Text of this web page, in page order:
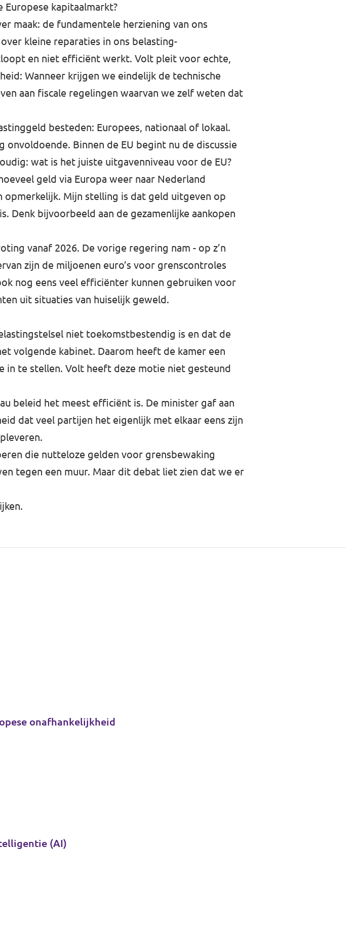
kapitaalmarkt?
maak: de fundamentele herziening van ons
kleine reparaties in ons belasting-
en niet efficiënt werkt. Volt pleit voor echte,
Wanneer krijgen we eindelijk de technische
aan fiscale regelingen waarvan we zelf weten dat
besteden: Europees, nationaal of lokaal.
Binnen de EU begint nu de discussie
wat is het juiste uitgavenniveau voor de EU?
geld via Europa weer naar Nederland
Mijn stelling is dat geld uitgeven op
Denk bijvoorbeeld aan de gezamenlijke aankopen
vanaf 2026. De vorige regering nam - op z’n
zijn de miljoenen euro’s voor grenscontroles
nog eens veel efficiënter kunnen gebruiken voor
uit situaties van huiselijk geweld.
niet toekomstbestendig is en dat de
volgende kabinet. Daarom heeft de kamer een
in te stellen. Volt heeft deze motie niet gesteund
beleid het meest efficiënt is. De minister gaf aan
dat veel partijen het eigenlijk met elkaar eens zijn
die nutteloze gelden voor grensbewaking
tegen een muur. Maar dit debat liet zien dat we er
onafhankelijkheid
(AI)